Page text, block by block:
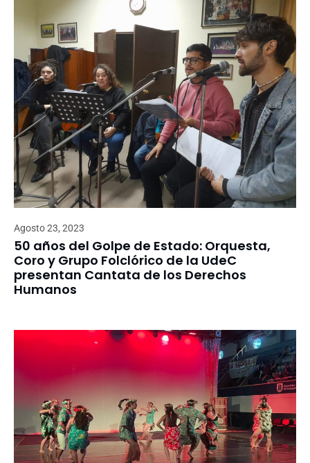
Agosto 23, 2023
50 años del Golpe de Estado: Orquesta,
Coro y Grupo Folclórico de la UdeC
presentan Cantata de los Derechos
Humanos